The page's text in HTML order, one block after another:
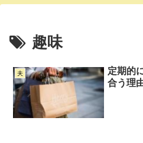
趣味
夫
定期的
合う理由